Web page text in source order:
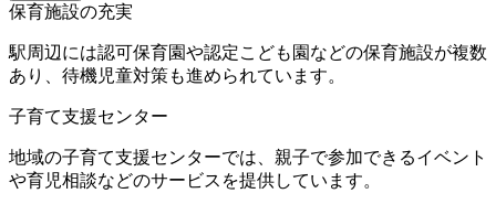
保育施設の充実
駅周辺には認可保育園や認定こども園などの保育施設が複数
あり、待機児童対策も進められています。
子育て支援センター
地域の子育て支援センターでは、親子で参加できるイベント
や育児相談などのサービスを提供しています。